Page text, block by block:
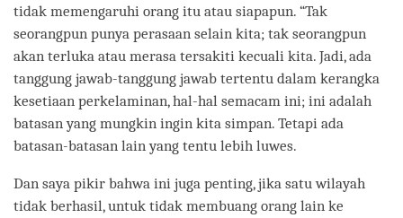
tidak memengaruhi orang itu atau siapapun. “Tak
seorangpun punya perasaan selain kita; tak seorangpun
akan terluka atau merasa tersakiti kecuali kita. Jadi, ada
tanggung jawab-tanggung jawab tertentu dalam kerangka
kesetiaan perkelaminan, hal-hal semacam ini; ini adalah
batasan yang mungkin ingin kita simpan. Tetapi ada
batasan-batasan lain yang tentu lebih luwes.
Dan saya pikir bahwa ini juga penting, jika satu wilayah
tidak berhasil, untuk tidak membuang orang lain ke